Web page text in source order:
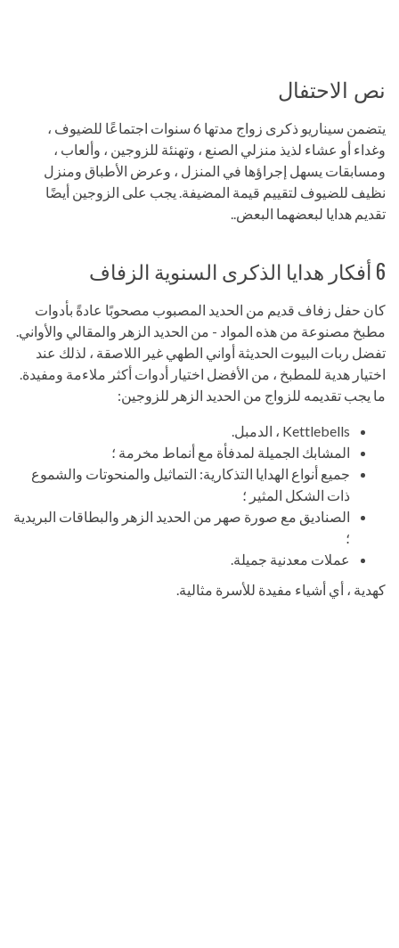
نص الاحتفال
يتضمن سيناريو ذكرى زواج مدتها 6 سنوات اجتماعًا للضيوف ،
وغداء أو عشاء لذيذ منزلي الصنع ، وتهنئة للزوجين ، وألعاب ،
ومسابقات يسهل إجراؤها في المنزل ، وعرض الأطباق ومنزل
نظيف للضيوف لتقييم قيمة المضيفة. يجب على الزوجين أيضًا
تقديم هدايا لبعضهما البعض..
6 أفكار هدايا الذكرى السنوية الزفاف
كان حفل زفاف قديم من الحديد المصبوب مصحوبًا عادةً بأدوات
مطبخ مصنوعة من هذه المواد - من الحديد الزهر والمقالي والأواني.
تفضل ربات البيوت الحديثة أواني الطهي غير اللاصقة ، لذلك عند
اختيار هدية للمطبخ ، من الأفضل اختيار أدوات أكثر ملاءمة ومفيدة.
ما يجب تقديمه للزواج من الحديد الزهر للزوجين:
Kettlebells ، الدمبل.
المشابك الجميلة لمدفأة مع أنماط مخرمة ؛
جميع أنواع الهدايا التذكارية: التماثيل والمنحوتات والشموع
ذات الشكل المثير ؛
الصناديق مع صورة صهر من الحديد الزهر والبطاقات البريدية
؛
عملات معدنية جميلة.
كهدية ، أي أشياء مفيدة للأسرة مثالية.